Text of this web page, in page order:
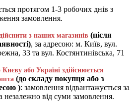
протягом 1-3 робочих днів з
замовлення.
з наших магазинів (після
, за адресою: м. Київ, вул.
33 та вул. Костянтинівська, 71
або Україні здійснюється
(до складу покупця або з
): замовлення відвантажується за
незалежно від суми замовлення.